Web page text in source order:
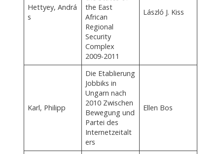
Hettyey, Andrá
s
the East
African
Regional
Security
Complex
2009-2011
László J. Kiss
Karl, Philipp
Die Etablierung
Jobbiks in
Ungarn nach
2010 Zwischen
Bewegung und
Partei des
Internetzeitalt
ers
Ellen Bos